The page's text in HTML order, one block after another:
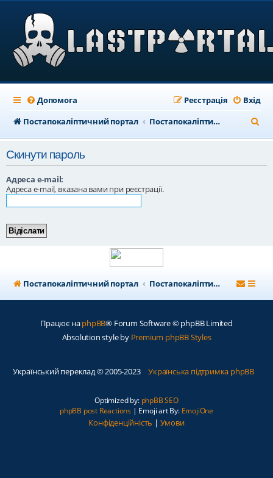
Допомога Вхід
Реєстрація
Постапокаліптичний портал
Постапокаліптичний форум
о
Скинути пароль
Адреса e-mail:
Адреса e-mail, вказана вами при реєстрації.
Постапокаліптичний портал Постапокаліптичний форум
Працює наphpBB® Forum Software © phpBB Limited
Absolution style by Premium phpBB Styles
Український переклад © 2005-2023 Українська підтримка phpBB
Optimized by: phpBB SEO
phpBB post Reactions| Emoji art By: EmojiOne
Конфіденційність | Умови